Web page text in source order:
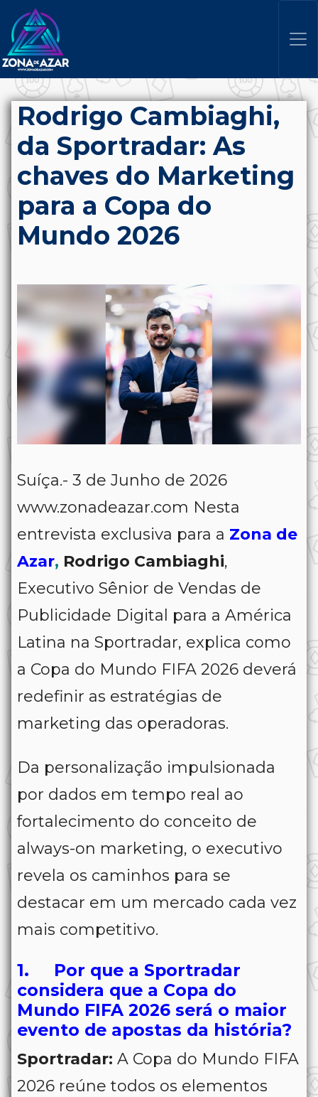
Rodrigo Cambiaghi,
da Sportradar: As
chaves do Marketing
para a Copa do
Mundo 2026
Suíça.- 3 de Junho de 2026
www.zonadeazar.com Nesta
entrevista exclusiva para a Zona de
Azar, Rodrigo Cambiaghi,
Executivo Sênior de Vendas de
Publicidade Digital para a América
Latina na Sportradar, explica como
a Copa do Mundo FIFA 2026 deverá
redefinir as estratégias de
marketing das operadoras.
Da personalização impulsionada
por dados em tempo real ao
fortalecimento do conceito de
always-on marketing, o executivo
revela os caminhos para se
destacar em um mercado cada vez
mais competitivo.
1. Por que a Sportradar
considera que a Copa do
Mundo FIFA 2026 será o maior
evento de apostas da história?
Sportradar: A Copa do Mundo FIFA
2026 reúne todos os elementos